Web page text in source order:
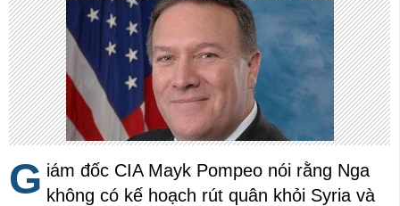
G iám đốc CIA Mayk Pompeo nói rằng Nga
không có kế hoạch rút quân khỏi Syria và